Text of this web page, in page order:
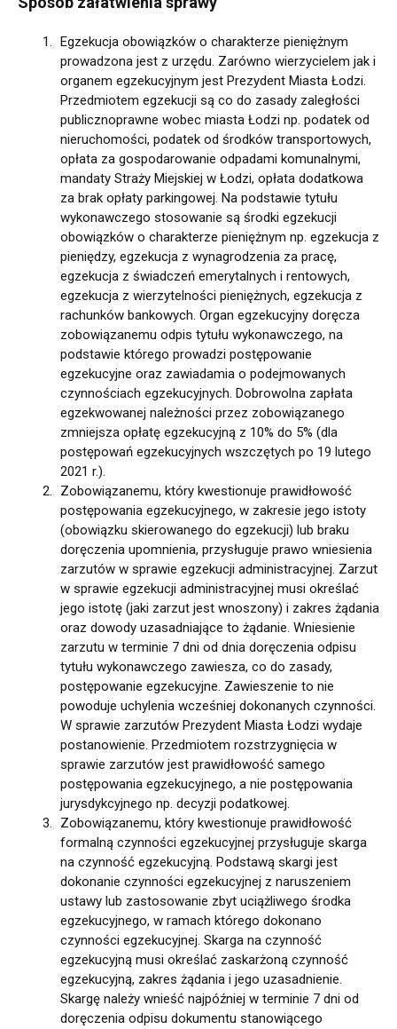
Egzekucja obowiązków o charakterze pieniężnym
prowadzona jest z urzędu. Zarówno wierzycielem jak i
organem egzekucyjnym jest Prezydent Miasta Łodzi.
Przedmiotem egzekucji są co do zasady zaległości
publicznoprawne wobec miasta Łodzi np. podatek od
nieruchomości, podatek od środków transportowych,
opłata za gospodarowanie odpadami komunalnymi,
mandaty Straży Miejskiej w Łodzi, opłata dodatkowa
za brak opłaty parkingowej. Na podstawie tytułu
wykonawczego stosowanie są środki egzekucji
obowiązków o charakterze pieniężnym np. egzekucja z
pieniędzy, egzekucja z wynagrodzenia za pracę,
egzekucja z świadczeń emerytalnych i rentowych,
egzekucja z wierzytelności pieniężnych, egzekucja z
rachunków bankowych. Organ egzekucyjny doręcza
zobowiązanemu odpis tytułu wykonawczego, na
podstawie którego prowadzi postępowanie
egzekucyjne oraz zawiadamia o podejmowanych
czynnościach egzekucyjnych. Dobrowolna zapłata
egzekwowanej należności przez zobowiązanego
zmniejsza opłatę egzekucyjną z 10% do 5% (dla
postępowań egzekucyjnych wszczętych po 19 lutego
2021 r.).
Zobowiązanemu, który kwestionuje prawidłowość
postępowania egzekucyjnego, w zakresie jego istoty
(obowiązku skierowanego do egzekucji) lub braku
doręczenia upomnienia, przysługuje prawo wniesienia
zarzutów w sprawie egzekucji administracyjnej. Zarzut
w sprawie egzekucji administracyjnej musi określać
jego istotę (jaki zarzut jest wnoszony) i zakres żądania
oraz dowody uzasadniające to żądanie. Wniesienie
zarzutu w terminie 7 dni od dnia doręczenia odpisu
tytułu wykonawczego zawiesza, co do zasady,
postępowanie egzekucyjne. Zawieszenie to nie
powoduje uchylenia wcześniej dokonanych czynności.
W sprawie zarzutów Prezydent Miasta Łodzi wydaje
postanowienie. Przedmiotem rozstrzygnięcia w
sprawie zarzutów jest prawidłowość samego
postępowania egzekucyjnego, a nie postępowania
jurysdykcyjnego np. decyzji podatkowej.
Zobowiązanemu, który kwestionuje prawidłowość
formalną czynności egzekucyjnej przysługuje skarga
na czynność egzekucyjną. Podstawą skargi jest
dokonanie czynności egzekucyjnej z naruszeniem
ustawy lub zastosowanie zbyt uciążliwego środka
egzekucyjnego, w ramach którego dokonano
czynności egzekucyjnej. Skarga na czynność
egzekucyjną musi określać zaskarżoną czynność
egzekucyjną, zakres żądania i jego uzasadnienie.
Skargę należy wnieść najpóźniej w terminie 7 dni od
doręczenia odpisu dokumentu stanowiącego